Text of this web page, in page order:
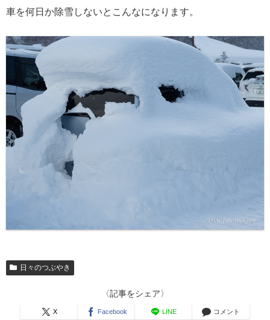
車を何日か除雪しないとこんなになります。
日々のつぶやき
〈記事をシェア〉
X Facebook LINE コメント